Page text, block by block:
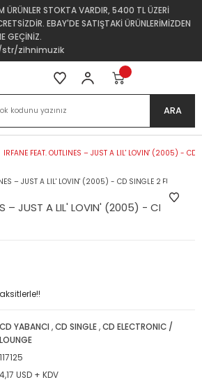
ÜRÜNLER STOKTA VARDIR, 5400 TL ÜZERİ
EBAY'DE SATIŞTAKİ ÜRÜNLERİMİZDEN
GEÇİNİZ.
zihnimuzik
ARA
IRFANE FEAT. OUTLINES – JUST A LIL' LOVIN' (2005) - CD
– JUST A LIL' LOVIN' (2005) - CD
CD YABANCI ,CD SINGLE ,CD ELECTRONIC /
LOUNGE
117125
4,17 USD + KDV